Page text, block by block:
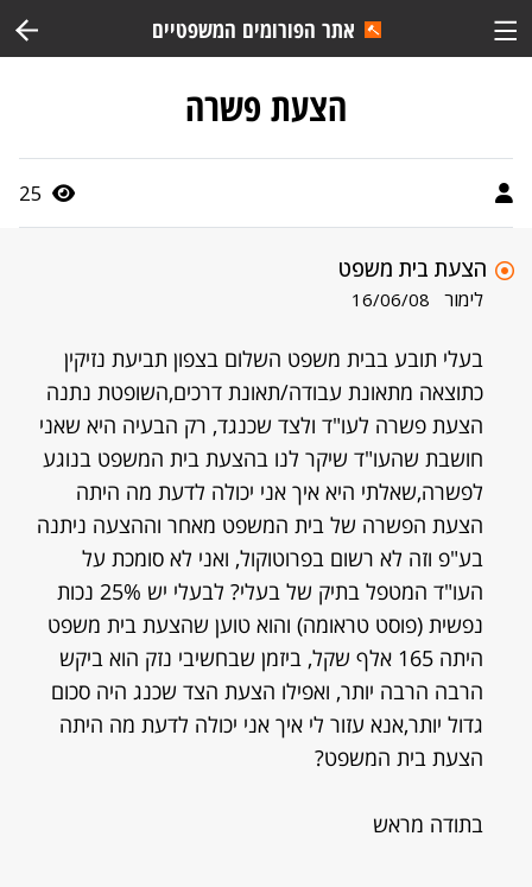
אתר הפורומים המשפטיים
הצעת פשרה
25
הצעת בית משפט
לימור 16/06/08
בעלי תובע בבית משפט השלום בצפון תביעת נזיקין
כתוצאה מתאונת עבודה/תאונת דרכים,השופטת נתנה
הצעת פשרה לעו"ד ולצד שכנגד, רק הבעיה היא שאני
חושבת שהעו"ד שיקר לנו בהצעת בית המשפט בנוגע
לפשרה,שאלתי היא איך אני יכולה לדעת מה היתה
הצעת הפשרה של בית המשפט מאחר וההצעה ניתנה
בע"פ וזה לא רשום בפרוטוקול, ואני לא סומכת על
העו"ד המטפל בתיק של בעלי? לבעלי יש 25% נכות
נפשית (פוסט טראומה) והוא טוען שהצעת בית משפט
היתה 165 אלף שקל, ביזמן שבחשיבי נזק הוא ביקש
הרבה הרבה יותר, ואפילו הצעת הצד שכנג היה סכום
גדול יותר,אנא עזור לי איך אני יכולה לדעת מה היתה
הצעת בית המשפט?
בתודה מראש